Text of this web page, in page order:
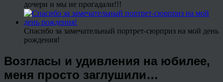
дочери и мы не прогадали!!!
Спасибо за замечательный портрет-сюрприз на мой день
рождения!
Возгласы и удивления на юбилее,
меня просто заглушили…